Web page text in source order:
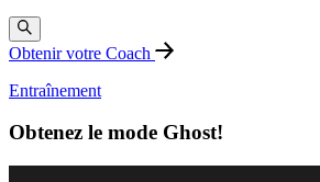
Obtenir votre Coach
Entraînement
Obtenez le mode Ghost!